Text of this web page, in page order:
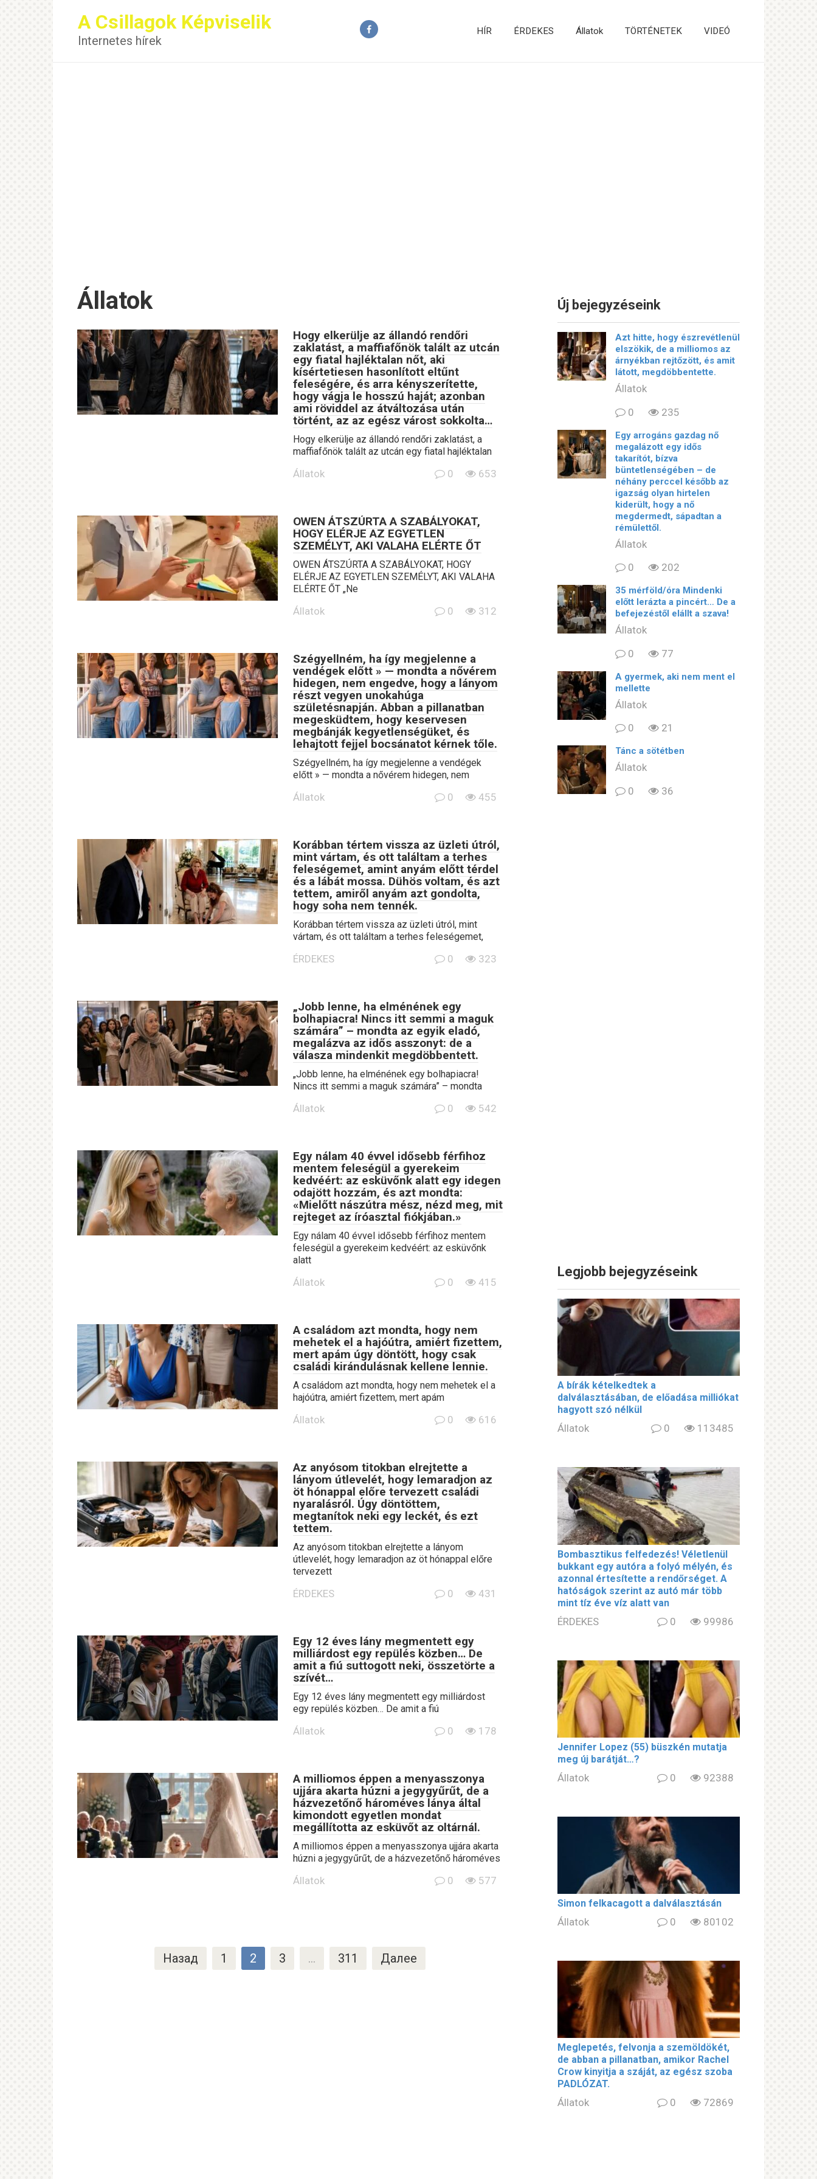
A Csillagok Képviselik
Internetes hírek
HÍR ÉRDEKES Állatok TÖRTÉNETEK VIDEÓ
Állatok
Hogy elkerülje az állandó rendőri
zaklatást, a maffiafőnök talált az utcán
egy fiatal hajléktalan nőt, aki
kísértetiesen hasonlított eltűnt
feleségére, és arra kényszerítette,
hogy vágja le hosszú haját; azonban
ami röviddel az átváltozása után
történt, az az egész várost sokkolta…
Hogy elkerülje az állandó rendőri zaklatást, a
maffiafőnök talált az utcán egy fiatal hajléktalan
Állatok 0 653
OWEN ÁTSZÚRTA A SZABÁLYOKAT,
HOGY ELÉRJE AZ EGYETLEN
SZEMÉLYT, AKI VALAHA ELÉRTE ŐT
OWEN ÁTSZÚRTA A SZABÁLYOKAT, HOGY
ELÉRJE AZ EGYETLEN SZEMÉLYT, AKI VALAHA
ELÉRTE ŐT „Ne
Állatok 0 312
Szégyellném, ha így megjelenne a
vendégek előtt » — mondta a nővérem
hidegen, nem engedve, hogy a lányom
részt vegyen unokahúga
születésnapján. Abban a pillanatban
megesküdtem, hogy keservesen
megbánják kegyetlenségüket, és
lehajtott fejjel bocsánatot kérnek tőle.
Szégyellném, ha így megjelenne a vendégek
előtt » — mondta a nővérem hidegen, nem
Állatok 0 455
Korábban tértem vissza az üzleti útról,
mint vártam, és ott találtam a terhes
feleségemet, amint anyám előtt térdel
és a lábát mossa. Dühös voltam, és azt
tettem, amiről anyám azt gondolta,
hogy soha nem tennék.
Korábban tértem vissza az üzleti útról, mint
vártam, és ott találtam a terhes feleségemet,
ÉRDEKES 0 323
„Jobb lenne, ha elménének egy
bolhapiacra! Nincs itt semmi a maguk
számára” – mondta az egyik eladó,
megalázva az idős asszonyt: de a
válasza mindenkit megdöbbentett.
„Jobb lenne, ha elménének egy bolhapiacra!
Nincs itt semmi a maguk számára” – mondta
Állatok 0 542
Egy nálam 40 évvel idősebb férfihoz
mentem feleségül a gyerekeim
kedvéért: az esküvőnk alatt egy idegen
odajött hozzám, és azt mondta:
«Mielőtt nászútra mész, nézd meg, mit
rejteget az íróasztal fiókjában.»
Egy nálam 40 évvel idősebb férfihoz mentem
feleségül a gyerekeim kedvéért: az esküvőnk
alatt
Állatok 0 415
A családom azt mondta, hogy nem
mehetek el a hajóútra, amiért fizettem,
mert apám úgy döntött, hogy csak
családi kirándulásnak kellene lennie.
A családom azt mondta, hogy nem mehetek el a
hajóútra, amiért fizettem, mert apám
Állatok 0 616
Az anyósom titokban elrejtette a
lányom útlevelét, hogy lemaradjon az
öt hónappal előre tervezett családi
nyaralásról. Úgy döntöttem,
megtanítok neki egy leckét, és ezt
tettem.
Az anyósom titokban elrejtette a lányom
útlevelét, hogy lemaradjon az öt hónappal előre
tervezett
ÉRDEKES 0 431
Egy 12 éves lány megmentett egy
milliárdost egy repülés közben… De
amit a fiú suttogott neki, összetörte a
szívét…
Egy 12 éves lány megmentett egy milliárdost
egy repülés közben… De amit a fiú
Állatok 0 178
A milliomos éppen a menyasszonya
ujjára akarta húzni a jegygyűrűt, de a
házvezetőnő hároméves lánya által
kimondott egyetlen mondat
megállította az esküvőt az oltárnál.
A milliomos éppen a menyasszonya ujjára akarta
húzni a jegygyűrűt, de a házvezetőnő hároméves
Állatok 0 577
Назад 1 2 3 … 311 Далее
Új bejegyzéseink
Azt hitte, hogy észrevétlenül
elszökik, de a milliomos az
árnyékban rejtőzött, és amit
látott, megdöbbentette.
Állatok
0
235
Egy arrogáns gazdag nő
megalázott egy idős
takarítót, bízva
büntetlenségében – de
néhány perccel később az
igazság olyan hirtelen
kiderült, hogy a nő
megdermedt, sápadtan a
rémülettől.
Állatok
0
202
35 mérföld/óra Mindenki
előtt lerázta a pincért… De a
befejezéstől elállt a szava!
Állatok
0
77
A gyermek, aki nem ment el
mellette
Állatok
0
21
Tánc a sötétben
Állatok
0
36
Legjobb bejegyzéseink
A bírák kételkedtek a
dalválasztásában, de előadása milliókat
hagyott szó nélkül
Állatok 0 113485
Bombasztikus felfedezés! Véletlenül
bukkant egy autóra a folyó mélyén, és
azonnal értesítette a rendőrséget. A
hatóságok szerint az autó már több
mint tíz éve víz alatt van
ÉRDEKES 0 99986
Jennifer Lopez (55) büszkén mutatja
meg új barátját…?
Állatok 0 92388
Simon felkacagott a dalválasztásán
Állatok 0 80102
Meglepetés, felvonja a szemöldökét,
de abban a pillanatban, amikor Rachel
Crow kinyitja a száját, az egész szoba
PADLÓZAT.
Állatok 0 72869